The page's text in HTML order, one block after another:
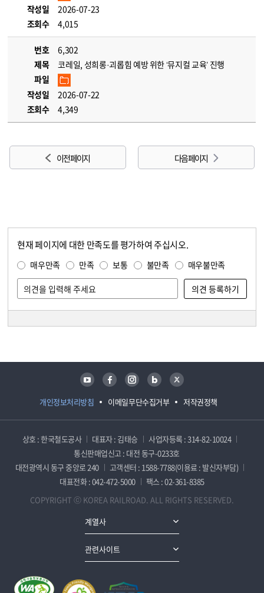
작성일
2026-07-23
조회수
4,015
번호
6,302
제목
코레일, 성희롱·괴롭힘 예방 위한 ‘뮤지컬 교육’ 진행
파일
작성일
2026-07-22
조회수
4,349
이전 페이지 다음 페이지
현재 페이지에 대한 만족도를 평가하여 주십시오.
매우만족 만족 보통 불만족 매우불만족
개인정보처리방침 이메일무단수집거부 저작권정책
유튜브 페이스북 인스타그램 블로그 트위터
상호 : 한국철도공사 대표자 : 김태승
사업자등록 : 314-82-10024
통신판매업신고 : 대전 동구-0233호
대전광역시 동구 중앙로 240
고객센터 : 1588-7788(이용료 : 발신자부담)
대표전화 : 042-472-5000
팩스 : 02-361-8385
COPYRIGHT ⓒ KOREA RAILROAD. ALL RIGHTS RESERVED.
계열사
관련사이트